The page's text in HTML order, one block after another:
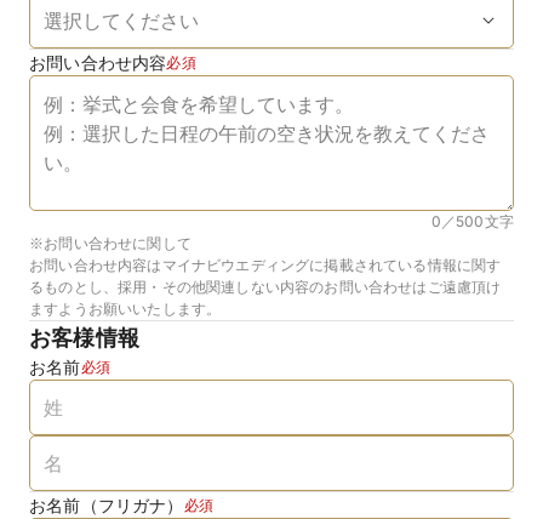
お問い合わせ内容必須
0／500文字
※お問い合わせに関して
お問い合わせ内容はマイナビウエディングに掲載されている情報に関す
るものとし、採用・その他関連しない内容のお問い合わせはご遠慮頂け
ますようお願いいたします。
お客様情報
お名前必須
お名前（フリガナ） 必須